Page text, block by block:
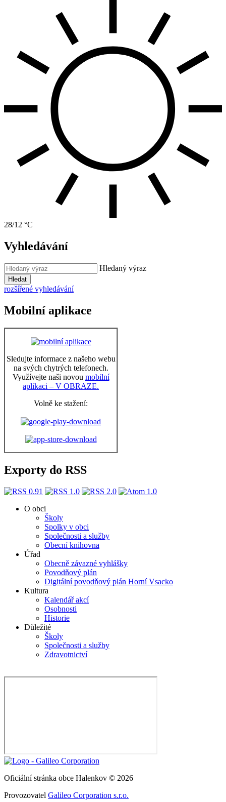
28/12 °C
Vyhledávání
Hledaný výraz
Hledat
rozšířené vyhledávání
Mobilní aplikace
Sledujte informace z našeho webu
na svých chytrých telefonech.
Využívejte naši novou mobilní
aplikaci – V OBRAZE.
Volně ke stažení:
Exporty do RSS
O obci
Školy
Spolky v obci
Společnosti a služby
Obecní knihovna
Úřad
Obecně závazné vyhlášky
Povodňový plán
Digitální povodňový plán Horní Vsacko
Kultura
Kalendář akcí
Osobnosti
Historie
Důležité
Školy
Společnosti a služby
Zdravotnictví
Oficiální stránka obce Halenkov © 2026
Provozovatel Galileo Corporation s.r.o.